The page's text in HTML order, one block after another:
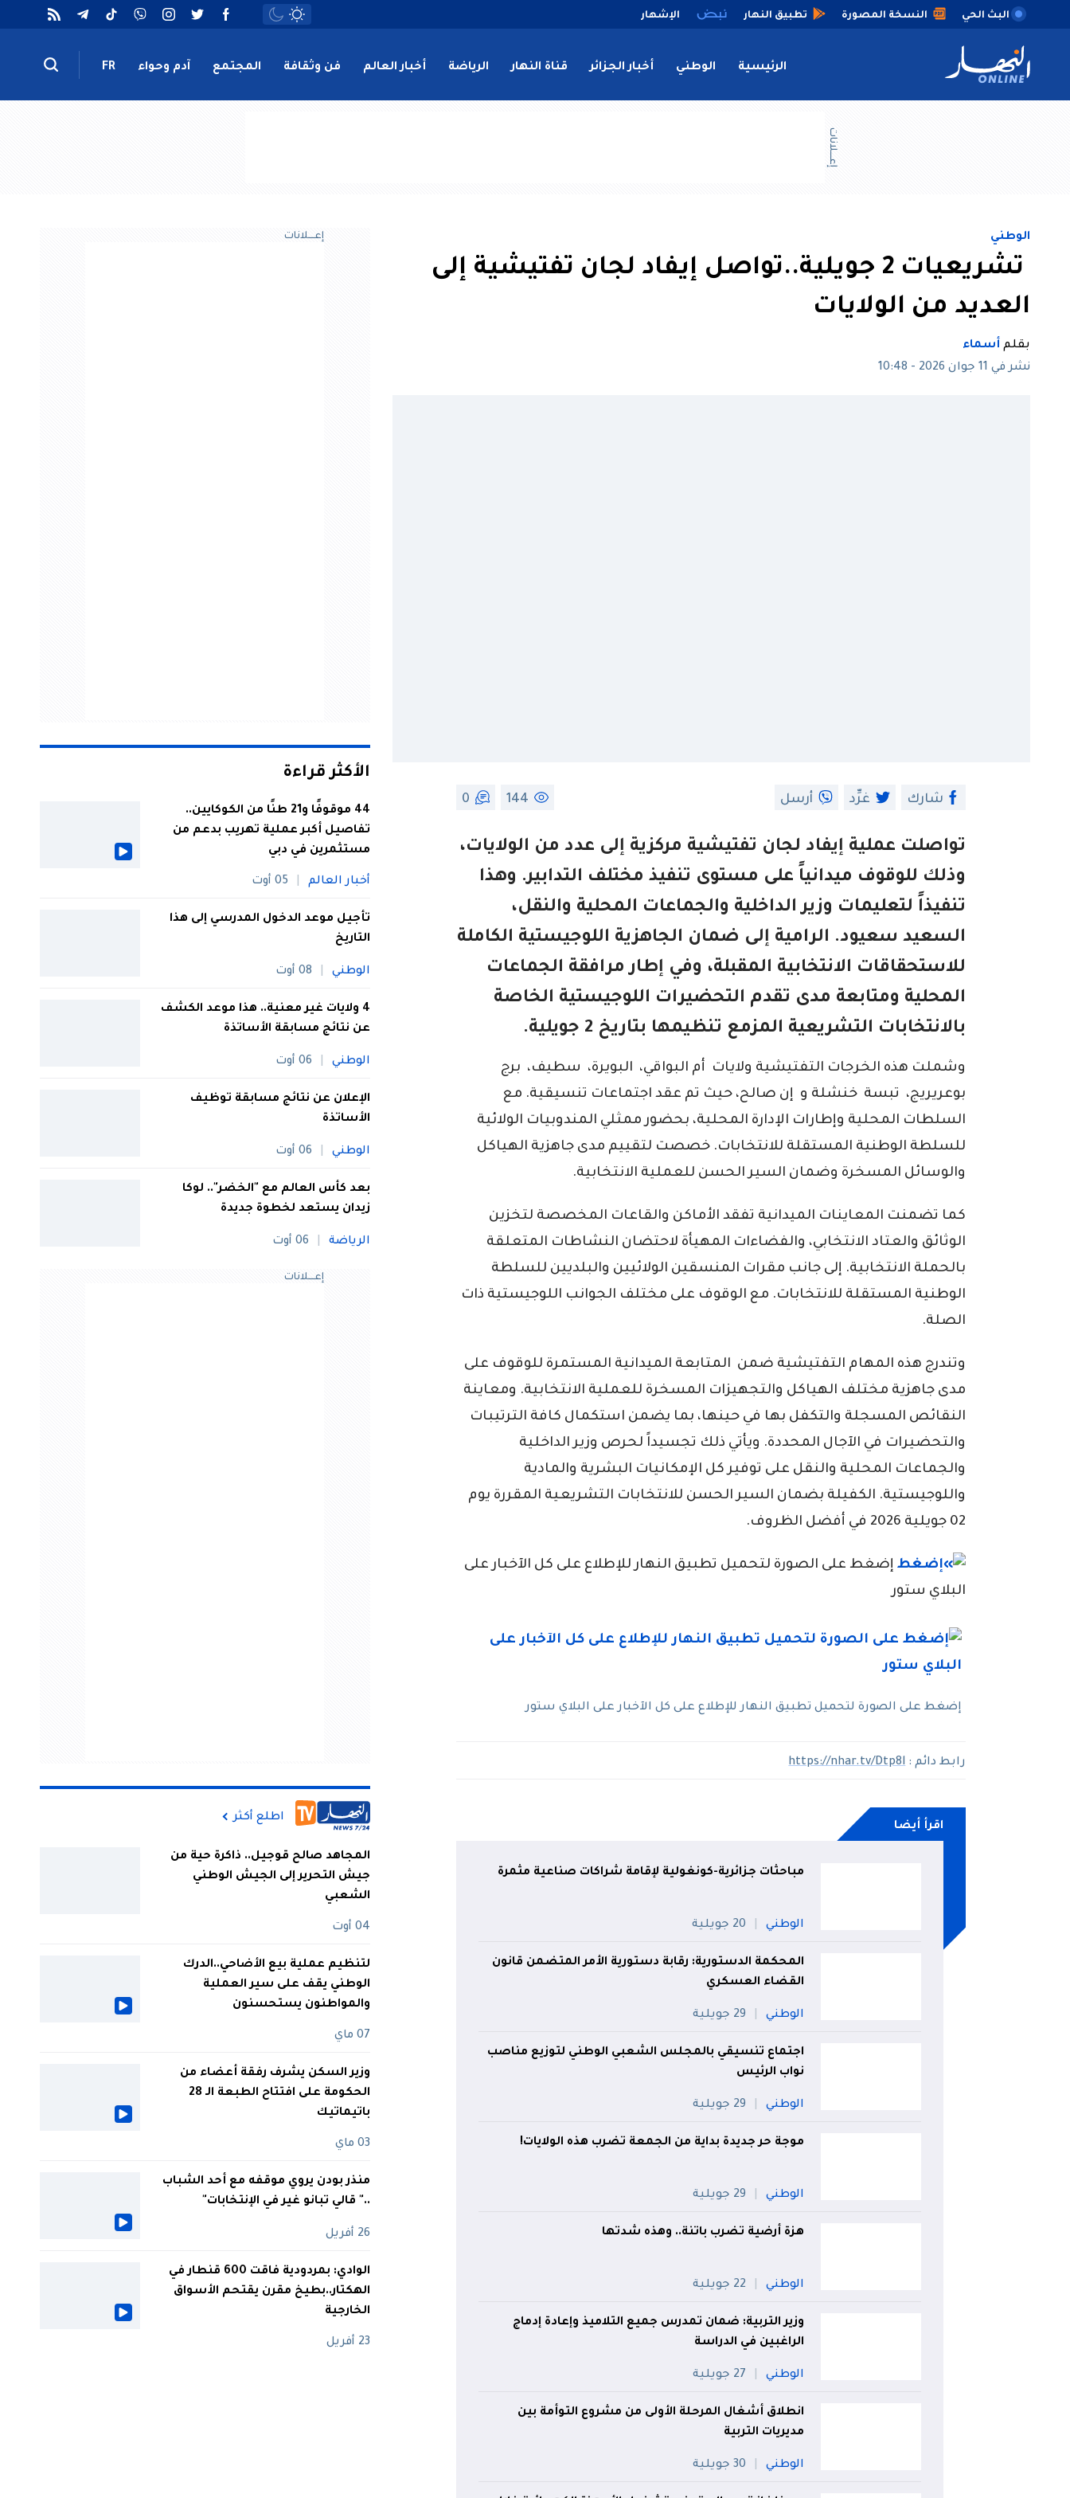
البث الحي النسخة المصورة تطبيق النهار الإشهار
الرئيسية الوطني أخبار الجزائر قناة النهار الرياضة أخبار العالم فن وثقافة المجتمع آدم وحواء FR
إعــــلانات
الوطني
تشريعيات 2 جويلية..تواصل إيفاد لجان تفتيشية إلى
العديد من الولايات
بقلم أسماء
نشر في 11 جوان 2026 - 10:48
شارك غرِّد أرسل 144
0
تواصلت عملية إيفاد لجان تفتيشية مركزية إلى عدد من الولايات،
وذلك للوقوف ميدانياً على مستوى تنفيذ مختلف التدابير. وهذا
تنفيذاً لتعليمات وزير الداخلية والجماعات المحلية والنقل،
السعيد سعيود. الرامية إلى ضمان الجاهزية اللوجيستية الكاملة
للاستحقاقات الانتخابية المقبلة، وفي إطار مرافقة الجماعات
المحلية ومتابعة مدى تقدم التحضيرات اللوجيستية الخاصة
بالانتخابات التشريعية المزمع تنظيمها بتاريخ 2 جويلية.
وشملت هذه الخرجات التفتيشية ولايات أم البواقي، البويرة، سطيف، برج
بوعريريج، تبسة خنشلة و إن صالح، حيث تم عقد اجتماعات تنسيقية. مع
السلطات المحلية وإطارات الإدارة المحلية، بحضور ممثلي المندوبيات الولائية
للسلطة الوطنية المستقلة للانتخابات. خصصت لتقييم مدى جاهزية الهياكل
والوسائل المسخرة وضمان السير الحسن للعملية الانتخابية.
كما تضمنت المعاينات الميدانية تفقد الأماكن والقاعات المخصصة لتخزين
الوثائق والعتاد الانتخابي، والفضاءات المهيأة لاحتضان النشاطات المتعلقة
بالحملة الانتخابية. إلى جانب مقرات المنسقين الولائيين والبلديين للسلطة
الوطنية المستقلة للانتخابات. مع الوقوف على مختلف الجوانب اللوجيستية ذات
الصلة.
وتندرج هذه المهام التفتيشية ضمن المتابعة الميدانية المستمرة للوقوف على
مدى جاهزية مختلف الهياكل والتجهيزات المسخرة للعملية الانتخابية. ومعاينة
النقائص المسجلة والتكفل بها في حينها، بما يضمن استكمال كافة الترتيبات
والتحضيرات في الآجال المحددة. ويأتي ذلك تجسيداً لحرص وزير الداخلية
والجماعات المحلية والنقل على توفير كل الإمكانيات البشرية والمادية
واللوجيستية. الكفيلة بضمان السير الحسن للانتخابات التشريعية المقررة يوم
02 جويلية 2026 في أفضل الظروف.
إضغط على الصورة لتحميل تطبيق النهار للإطلاع على كل الآخبار على
البلاي ستور
إضغط على الصورة لتحميل تطبيق النهار للإطلاع على كل الآخبار على البلاي ستور
رابط دائم :https://nhar.tv/Dtp8l
اقرأ أيضا
مباحثات جزائرية-كونغولية لإقامة شراكات صناعية مثمرة
الوطني 20 جويلية
المحكمة الدستورية: رقابة دستورية الأمر المتضمن قانون
القضاء العسكري
الوطني 29 جويلية
اجتماع تنسيقي بالمجلس الشعبي الوطني لتوزيع مناصب
نواب الرئيس
الوطني 29 جويلية
موجة حر جديدة بداية من الجمعة تضرب هذه الولايات!
الوطني 29 جويلية
هزة أرضية تضرب باتنة.. وهذه شدتها
الوطني 22 جويلية
وزير التربية: ضمان تمدرس جميع التلاميذ وإعادة إدماج
الراغبين في الدراسة
الوطني 27 جويلية
انطلاق أشغال المرحلة الأولى من مشروع التوأمة بين
مديريات التربية
الوطني 30 جويلية
إعــــلانات
الأكثر قراءة
44 موقوفًا و21 طنًا من الكوكايين..
تفاصيل أكبر عملية تهريب بدعم من
مستثمرين في دبي
أخبار العالم 05 أوت
تأجيل موعد الدخول المدرسي إلى هذا
التاريخ
الوطني 08 أوت
4 ولايات غير معنية.. هذا موعد الكشف
عن نتائج مسابقة الأساتذة
الوطني 06 أوت
الإعلان عن نتائج مسابقة توظيف
الأساتذة
الوطني 06 أوت
بعد كأس العالم مع "الخضر".. لوكا
زيدان يستعد لخطوة جديدة
الرياضة 06 أوت
إعــــلانات
اطلع أكثر
المجاهد صالح قوجيل.. ذاكرة حية من
جيش التحرير إلى الجيش الوطني
الشعبي
04 أوت
لتنظيم عملية بيع الأضاحي..الدرك
الوطني يقف على سير العملية
والمواطنون يستحسنون
07 ماي
وزير السكن يشرف رفقة أعضاء من
الحكومة على افتتاح الطبعة الـ 28
باتيماتيك
03 ماي
منذر بودن يروي موقفه مع أحد الشباب
.." قالي تبانو غير في الإنتخابات"
26 أفريل
الوادي: بمردودية فاقت 600 قنطار في
الهكتار..بطيخ مقرن يقتحم الأسواق
الخارجية
23 أفريل